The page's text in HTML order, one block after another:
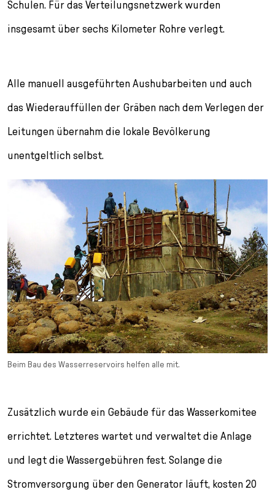
Schulen. Für das Verteilungsnetzwerk wurden
insgesamt über sechs Kilometer Rohre verlegt.
Alle manuell ausgeführten Aushubarbeiten und auch
das Wiederauffüllen der Gräben nach dem Verlegen der
Leitungen übernahm die lokale Bevölkerung
unentgeltlich selbst.
Beim Bau des Wasserreservoirs helfen alle mit.
Zusätzlich wurde ein Gebäude für das Wasserkomitee
errichtet. Letzteres wartet und verwaltet die Anlage
und legt die Wassergebühren fest. Solange die
Stromversorgung über den Generator läuft, kosten 20